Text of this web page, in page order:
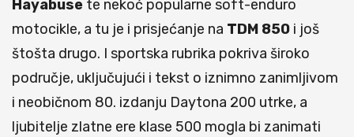
Hayabuse te nekoć popularne soft-enduro
motocikle, a tu je i prisjećanje na TDM 850 i još
štošta drugo. I sportska rubrika pokriva široko
područje, uključujući i tekst o iznimno zanimljivom
i neobičnom 80. izdanju Daytona 200 utrke, a
ljubitelje zlatne ere klase 500 mogla bi zanimati